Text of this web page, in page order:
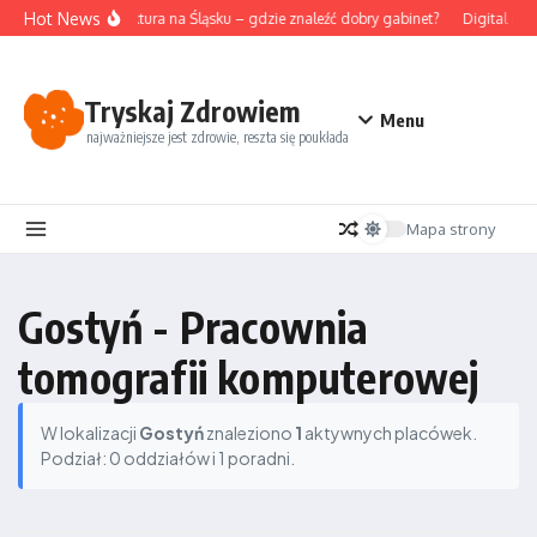
Przejdź do treści
Hot NewsAkupunktura na Śląsku – gdzie znaleźć dobry gabinet? Digital
Tryskaj Zdrowiem
najważniejsze jest zdrowie, reszta się poukłada
Menu
Mapa strony
Gostyń - Pracownia
tomografii komputerowej
W lokalizacji Gostyńznaleziono 1 aktywnych placówek.
Podział: 0 oddziałów i 1 poradni.